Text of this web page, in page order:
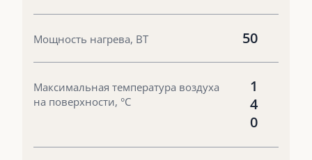
Мощность нагрева, ВТ 50
Максимальная температура воздуха
на поверхности, °С
1
4
0